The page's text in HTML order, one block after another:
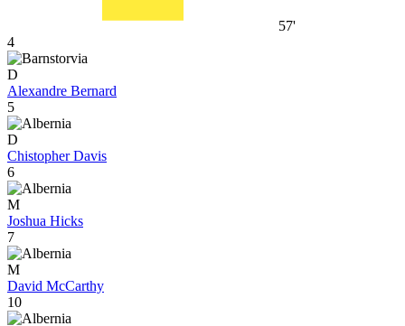
57'
4
D
Alexandre Bernard
5
D
Chistopher Davis
6
M
Joshua Hicks
7
M
David McCarthy
10